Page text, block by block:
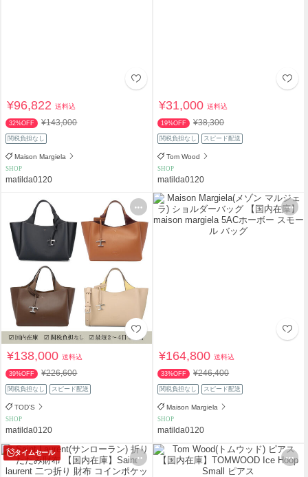
¥96,822送料込
32%OFF ¥143,000
関税負担なし
Maison Margiela
SHOP
matilda0120
¥31,000送料込
19%OFF ¥38,300
関税負担なし スピード配送
Tom Wood
SHOP
matilda0120
¥138,000送料込
39%OFF ¥226,600
関税負担なし スピード配送
TOD'S
SHOP
matilda0120
¥164,800送料込
33%OFF ¥246,400
関税負担なし スピード配送
Maison Margiela
SHOP
matilda0120
タイムセール